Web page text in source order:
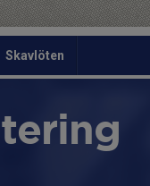
Skavlöten